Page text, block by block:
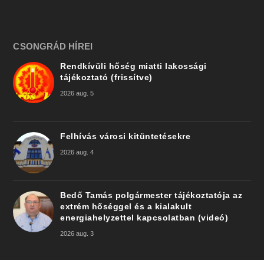
CSONGRÁD HÍREI
Rendkívüli hőség miatti lakossági
tájékoztató (frissítve)
2026 aug. 5
Felhívás városi kitüntetésekre
2026 aug. 4
Bedő Tamás polgármester tájékoztatója az
extrém hőséggel és a kialakult
energiahelyzettel kapcsolatban (videó)
2026 aug. 3